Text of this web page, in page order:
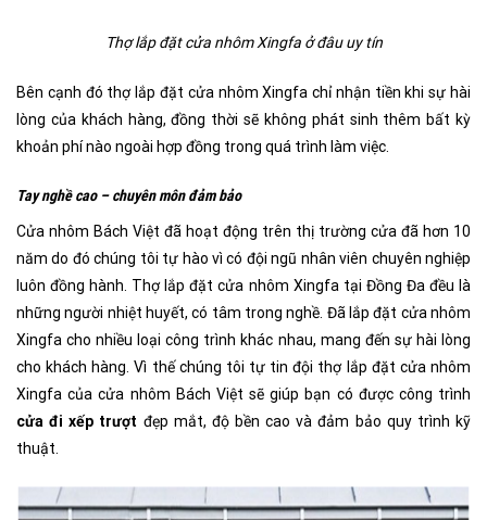
Thợ lắp đặt cửa nhôm Xingfa ở đâu uy tín
Bên cạnh đó thợ lắp đặt cửa nhôm Xingfa chỉ nhận tiền khi sự hài
lòng của khách hàng, đồng thời sẽ không phát sinh thêm bất kỳ
khoản phí nào ngoài hợp đồng trong quá trình làm việc.
Tay nghề cao – chuyên môn đảm bảo
Cửa nhôm Bách Việt đã hoạt động trên thị trường cửa đã hơn 10
năm do đó chúng tôi tự hào vì có đội ngũ nhân viên chuyên nghiệp
luôn đồng hành. Thợ lắp đặt cửa nhôm Xingfa tại Đồng Đa đều là
những người nhiệt huyết, có tâm trong nghề. Đã lắp đặt cửa nhôm
Xingfa cho nhiều loại công trình khác nhau, mang đến sự hài lòng
cho khách hàng. Vì thế chúng tôi tự tin đội thợ lắp đặt cửa nhôm
Xingfa của cửa nhôm Bách Việt sẽ giúp bạn có được công trình
cửa đi xếp trượt đẹp mắt, độ bền cao và đảm bảo quy trình kỹ
thuật.